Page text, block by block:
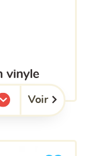
vinyle
Voir